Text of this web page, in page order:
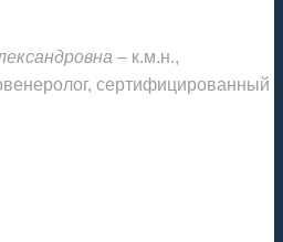
– к.м.н.,
сертифицированный